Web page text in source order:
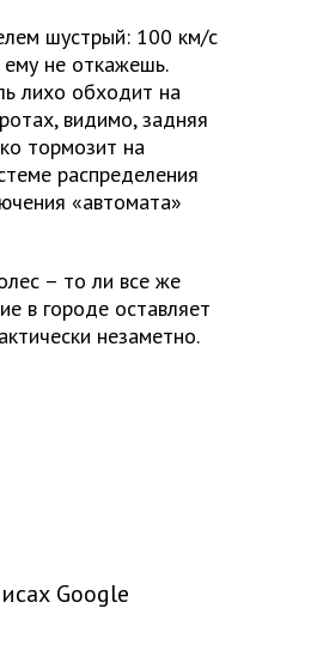
шустрый: 100 км/с
не откажешь.
лихо обходит на
видимо, задняя
тормозит на
распределения
«автомата»
– то ли все же
в городе оставляет
незаметно.
Google